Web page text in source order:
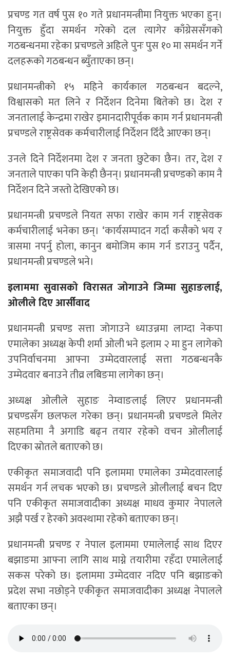
प्रचण्ड गत वर्ष पुस १० गते प्रधानमन्त्रीमा नियुक्त भएका हुन्।
नियुक्त हुँदा समर्थन गरेको दल त्यागेर काँग्रेससँगको
गठबन्धनमा रहेका प्रचण्डले अहिले पुनः पुस १० मा समर्थन गर्ने
दलहरूको गठबन्धन ब्युँताएका छन्।
प्रधानमन्त्रीको १५ महिने कार्यकाल गठबन्धन बदल्ने,
विश्वासको मत लिने र निर्देशन दिनेमा बितेको छ। देश र
जनतालाई केन्द्रमा राखेर इमानदारीपूर्वक काम गर्न प्रधानमन्त्री
प्रचण्डले राष्ट्रसेवक कर्मचारीलाई निर्देशन दिँदै आएका छन्।
उनले दिने निर्देशनमा देश र जनता छुटेका छैन। तर, देश र
जनताले पाएका पनि केही छैनन्। प्रधानमन्त्री प्रचण्डको काम नै
निर्देशन दिने जस्तो देखिएको छ।
प्रधानमन्त्री प्रचण्डले नियत सफा राखेर काम गर्न राष्ट्रसेवक
कर्मचारीलाई भनेका छन्। ‘कार्यसम्पादन गर्दा कसैको भय र
त्रासमा नपर्नु होला, कानुन बमोजिम काम गर्न डराउनु पर्दैन,
प्रधानमन्त्री प्रचण्डले भने।
इलाममा सुवासको विरासत जोगाउने जिम्मा सुहाङलाई,
ओलीले दिए आर्सीवाद
प्रधानमन्त्री प्रचण्ड सत्ता जोगाउने ध्याउन्नमा लाग्दा नेकपा
एमालेका अध्यक्ष केपी शर्मा ओली भने इलाम २ मा हुन लागेको
उपनिर्वाचनमा आफ्ना उम्मेदवारलाई सत्ता गठबन्धनकै
उम्मेदवार बनाउने तीव्र लबिङमा लागेका छन्।
अध्यक्ष ओलीले सुहाङ नेम्वाङलाई लिएर प्रधानमन्त्री
प्रचण्डसँग छलफल गरेका छन्। प्रधानमन्त्री प्रचण्डले मिलेर
सहमतिमा नै अगाडि बढ्न तयार रहेको वचन ओलीलाई
दिएका स्रोतले बताएको छ।
एकीकृत समाजवादी पनि इलाममा एमालेका उम्मेदवारलाई
समर्थन गर्न लचक भएको छ। प्रचण्डले ओलीलाई बचन दिए
पनि एकीकृत समाजवादीका अध्यक्ष माधव कुमार नेपालले
अझै पर्ख र हेरको अवस्थामा रहेको बताएका छन्।
प्रधानमन्त्री प्रचण्ड र नेपाल इलाममा एमालेलाई साथ दिएर
बझाङमा आफ्ना लागि साथ माग्ने तयारीमा रहँदा एमालेलाई
सकस परेको छ। इलाममा उम्मेदवार नदिए पनि बझाङको
प्रदेश सभा नछोड्ने एकीकृत समाजवादीका अध्यक्ष नेपालले
बताएका छन्।